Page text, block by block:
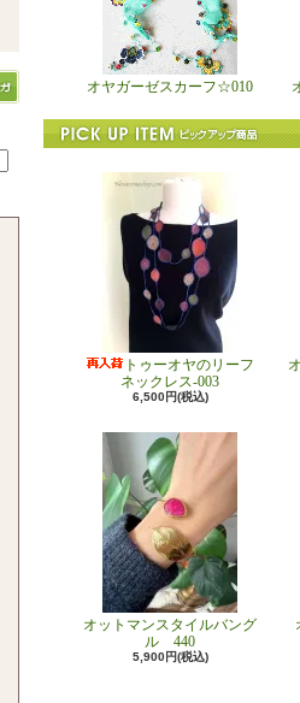
オヤガーゼスカーフ☆010
トゥーオヤのリーフ
ネックレス-003
6,500円(税込)
オットマンスタイルバング
ル 440
5,900円(税込)